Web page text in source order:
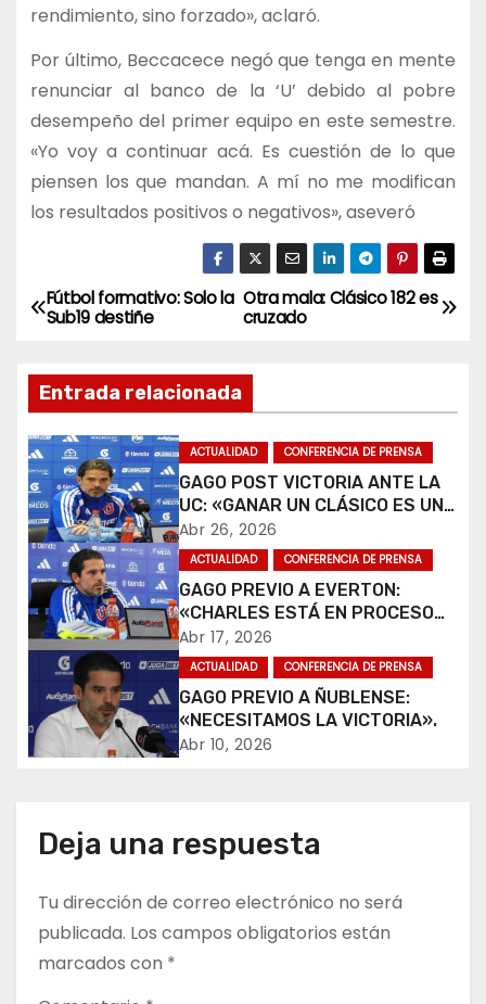
rendimiento, sino forzado», aclaró.
Por último, Beccacece negó que tenga en mente
renunciar al banco de la ‘U’ debido al pobre
desempeño del primer equipo en este semestre.
«Yo voy a continuar acá. Es cuestión de lo que
piensen los que mandan. A mí no me modifican
los resultados positivos o negativos», aseveró
N
v
e
g
a
c
i
n
d
e
n
t
r
Otra mala: Clásico 182 es
cruzado
Fútbol formativo: Solo la
Sub19 destiñe
Entrada relacionada
ACTUALIDAD CONFERENCIA DE PRENSA
GAGO POST VICTORIA ANTE LA
UC: «GANAR UN CLÁSICO ES UNA
ALEGRÍA».
Abr 26, 2026
ACTUALIDAD CONFERENCIA DE PRENSA
GAGO PREVIO A EVERTON:
«CHARLES ESTÁ EN PROCESO
DE RECUPERACIÓN».
Abr 17, 2026
ACTUALIDAD CONFERENCIA DE PRENSA
GAGO PREVIO A ÑUBLENSE:
«NECESITAMOS LA VICTORIA».
Abr 10, 2026
Deja una respuesta
Tu dirección de correo electrónico no será
publicada. Los campos obligatorios están
marcados con *